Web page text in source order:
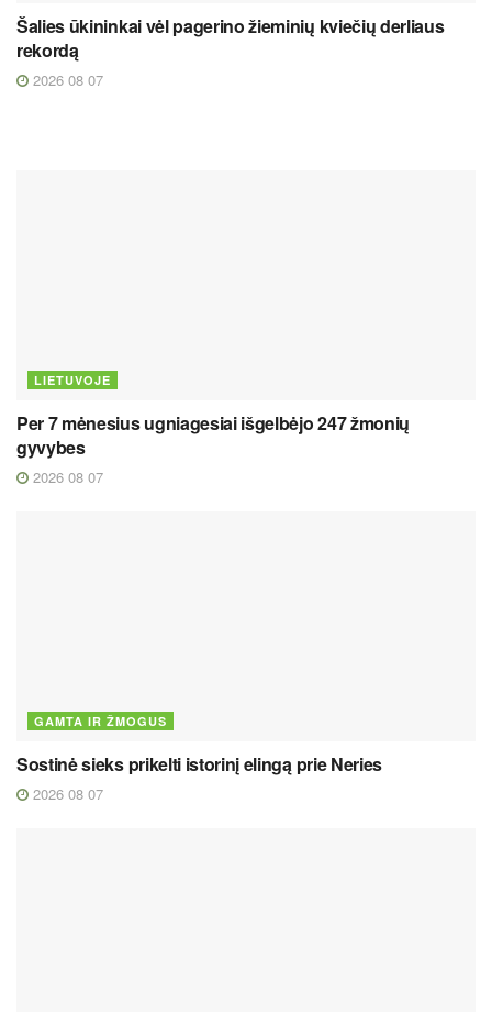
Šalies ūkininkai vėl pagerino žieminių kviečių derliaus
rekordą
2026 08 07
LIETUVOJE
Per 7 mėnesius ugniagesiai išgelbėjo 247 žmonių
gyvybes
2026 08 07
GAMTA IR ŽMOGUS
Sostinė sieks prikelti istorinį elingą prie Neries
2026 08 07